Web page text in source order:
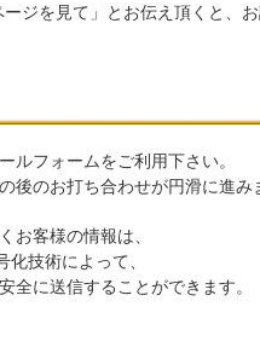
ジを見て」とお伝え頂くと、
ルフォームをご利用下さい。
後のお打ち合わせが円滑に進み
お客様の情報は、
化技術によって、
全に送信することができます。